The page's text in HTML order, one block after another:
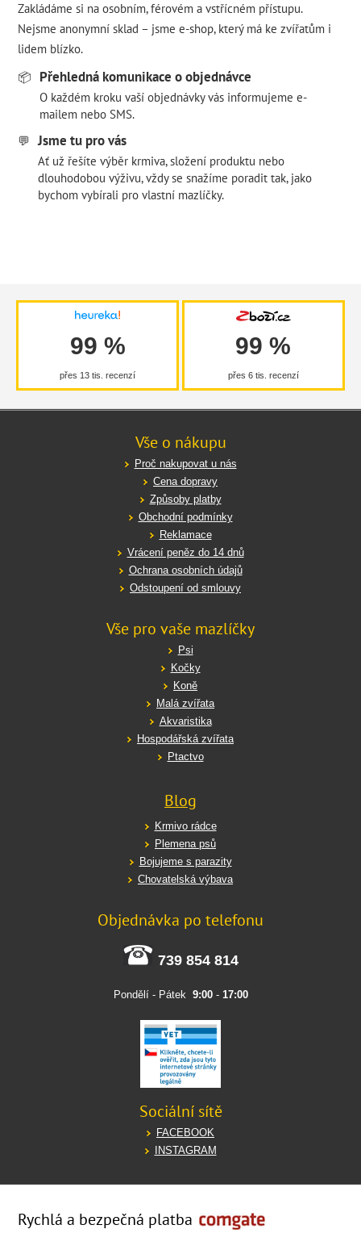
Zakládáme si na osobním, férovém a vstřícném přístupu.
Nejsme anonymní sklad – jsme e-shop, který má ke zvířatům i
lidem blízko.
📦
Přehledná komunikace o objednávce
O každém kroku vaší objednávky vás informujeme e-
mailem nebo SMS.
💬
Jsme tu pro vás
Ať už řešíte výběr krmiva, složení produktu nebo
dlouhodobou výživu, vždy se snažíme poradit tak, jako
bychom vybírali pro vlastní mazlíčky.
99 %
přes 13 tis. recenzí
99 %
přes 6 tis. recenzí
Vše o nákupu
Proč nakupovat u nás
Cena dopravy
Způsoby platby
Obchodní podmínky
Reklamace
Vrácení peněz do 14 dnů
Ochrana osobních údajů
Odstoupení od smlouvy
Vše pro vaše mazlíčky
Psi
Kočky
Koně
Malá zvířata
Akvaristika
Hospodářská zvířata
Ptactvo
Blog
Krmivo rádce
Plemena psů
Bojujeme s parazity
Chovatelská výbava
Objednávka po telefonu
739 854 814
Pondělí - Pátek 9:00- 17:00
Sociální sítě
FACEBOOK
INSTAGRAM
Rychlá a bezpečná platba